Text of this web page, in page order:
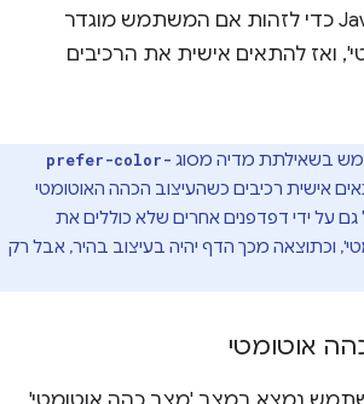
באמצעות JavaScript כדי לזהות אם המשתמש מוגדר
ואז להתאים אישית את הרכיבים
בשאילתת מדיה מסוג prefer-color-
אישית רכיבים כשהעיצוב הכהה האוטומטי
על ידי דפדפנים אחרים שלא כוללים את
וכתוצאה מכך הדף יהיה בעיצוב בהיר, אבל רק
אוטומטי